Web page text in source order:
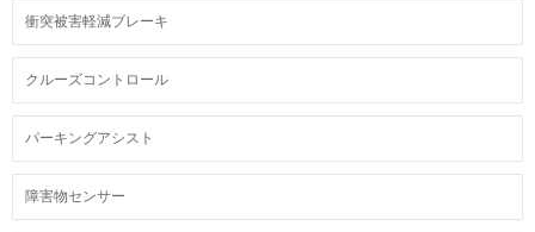
衝突被害軽減ブレーキ
クルーズコントロール
パーキングアシスト
障害物センサー